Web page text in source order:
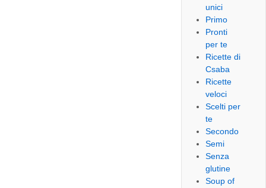
unici
Primo
Pronti
per te
Ricette di
Csaba
Ricette
veloci
Scelti per
te
Secondo
Semi
Senza
glutine
Soup of